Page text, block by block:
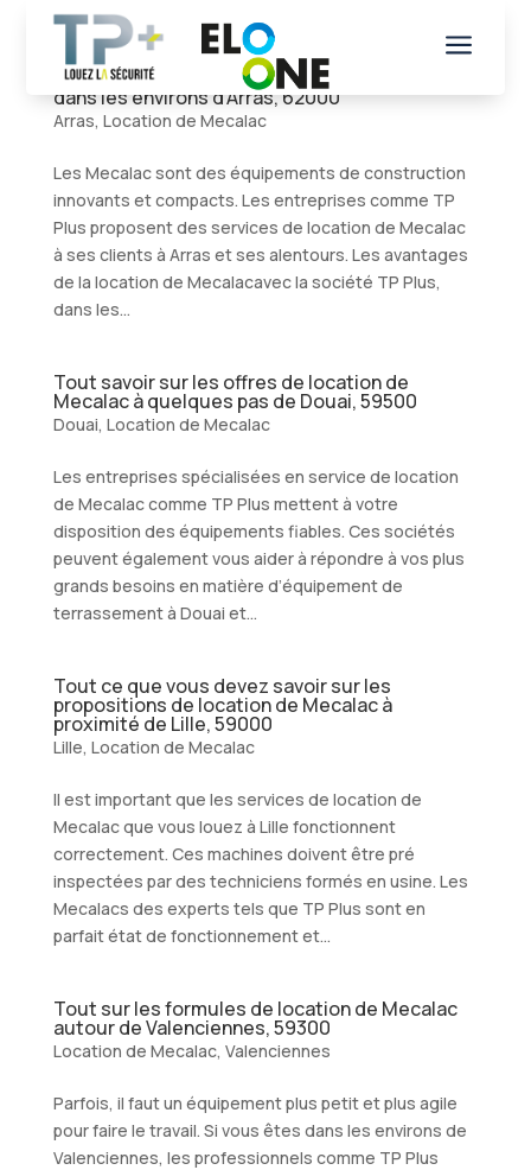
a
Tout sur les projets de location de Mecalac
dans les environs d’Arras, 62000
Arras, Location de Mecalac
Les Mecalac sont des équipements de construction
innovants et compacts. Les entreprises comme TP
Plus proposent des services de location de Mecalac
à ses clients à Arras et ses alentours. Les avantages
de la location de Mecalacavec la société TP Plus,
dans les...
Tout savoir sur les offres de location de
Mecalac à quelques pas de Douai, 59500
Douai, Location de Mecalac
Les entreprises spécialisées en service de location
de Mecalac comme TP Plus mettent à votre
disposition des équipements fiables. Ces sociétés
peuvent également vous aider à répondre à vos plus
grands besoins en matière d’équipement de
terrassement à Douai et...
Tout ce que vous devez savoir sur les
propositions de location de Mecalac à
proximité de Lille, 59000
Lille, Location de Mecalac
Il est important que les services de location de
Mecalac que vous louez à Lille fonctionnent
correctement. Ces machines doivent être pré
inspectées par des techniciens formés en usine. Les
Mecalacs des experts tels que TP Plus sont en
parfait état de fonctionnement et...
Tout sur les formules de location de Mecalac
autour de Valenciennes, 59300
Location de Mecalac, Valenciennes
Parfois, il faut un équipement plus petit et plus agile
pour faire le travail. Si vous êtes dans les environs de
Valenciennes, les professionnels comme TP Plus